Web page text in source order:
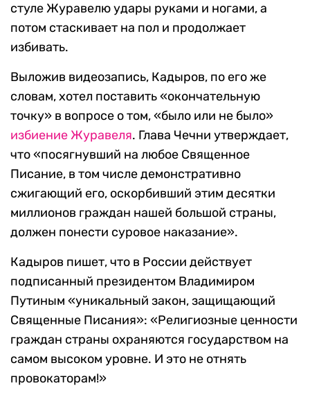
стуле Журавелю удары руками и ногами, а
потом стаскивает на пол и продолжает
избивать.
Выложив видеозапись, Кадыров, по его же
словам, хотел поставить «окончательную
точку» в вопросе о том, «было или не было»
избиение Журавеля. Глава Чечни утверждает,
что «посягнувший на любое Священное
Писание, в том числе демонстративно
сжигающий его, оскорбивший этим десятки
миллионов граждан нашей большой страны,
должен понести суровое наказание».
Кадыров пишет, что в России действует
подписанный президентом Владимиром
Путиным «уникальный закон, защищающий
Священные Писания»: «Религиозные ценности
граждан страны охраняются государством на
самом высоком уровне. И это не отнять
провокаторам!»